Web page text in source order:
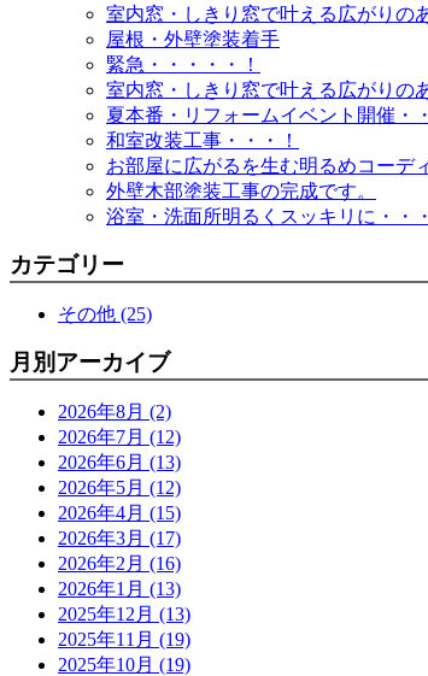
室内窓・しきり窓で叶える広がり
屋根・外壁塗装着手
緊急・・・・・！
室内窓・しきり窓で叶える広がり
夏本番・リフォームイベント開催・
和室改装工事・・・！
お部屋に広がるを生む明るめコー
外壁木部塗装工事の完成です。
浴室・洗面所明るくスッキリに・・
カテゴリー
その他 (25)
月別アーカイブ
2026年8月 (2)
2026年7月 (12)
2026年6月 (13)
2026年5月 (12)
2026年4月 (15)
2026年3月 (17)
2026年2月 (16)
2026年1月 (13)
2025年12月 (13)
2025年11月 (19)
2025年10月 (19)